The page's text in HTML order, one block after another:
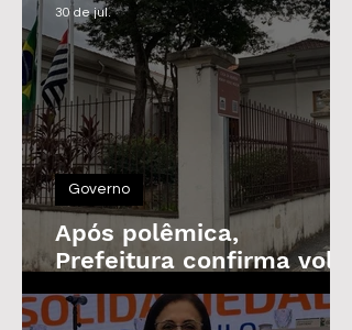
Após polêmica,
Prefeitura confirma volta
do Prêmio de
Assiduidade
Governo
30 de jul.